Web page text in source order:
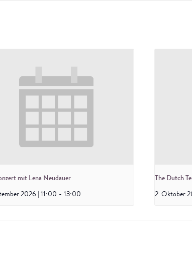
mit Lena Neudauer
2026 | 11:00 - 13:00
The Dutch
2. Oktober